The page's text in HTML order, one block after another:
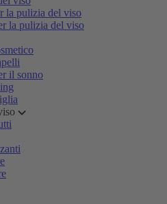
la pulizia del viso
la pulizia del viso
il sonno